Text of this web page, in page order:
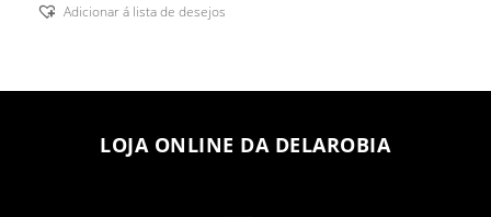
Adicionar á lista de desejos
LOJA ONLINE DA DELAROBIA